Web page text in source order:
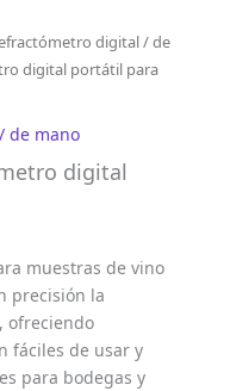
digital / de
digital portátil para
de mano
digital
muestras de vino
precisión la
ofreciendo
fáciles de usar y
para bodegas y